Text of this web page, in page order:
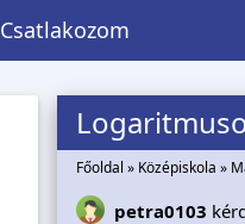
Csatlakozom
Főoldal » Középiskola »
petra0103